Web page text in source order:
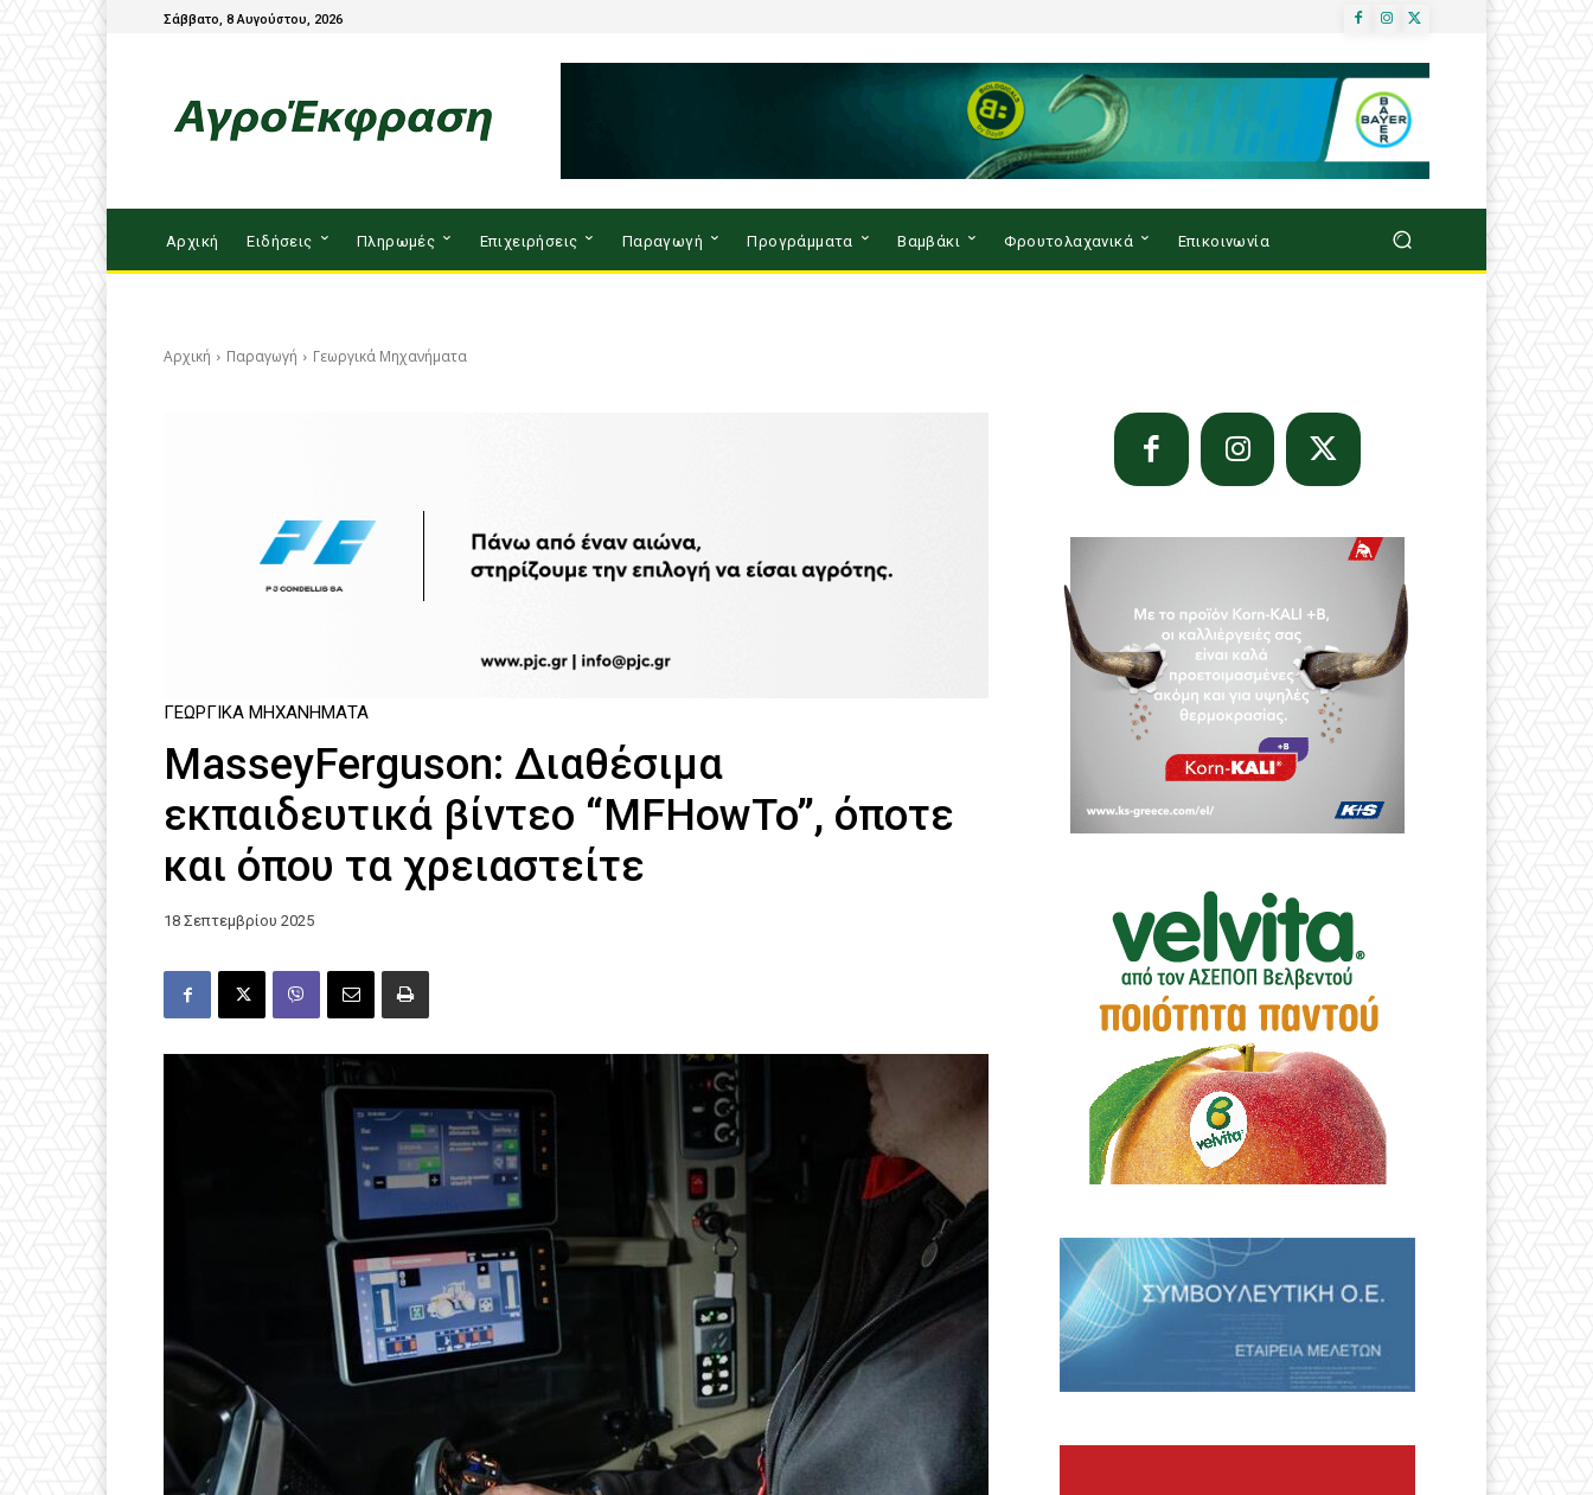
Σάββατο, 8 Αυγούστου, 2026
Αρχική Ειδήσεις Πληρωμές Επιχειρήσεις Παραγωγή Προγράμματα Βαμβάκι Φρουτολαχανικά Επικοινωνία
Αρχική Παραγωγή Γεωργικά Μηχανήματα
ΓΕΩΡΓΙΚΆ ΜΗΧΑΝΉΜΑΤΑ
MasseyFerguson: Διαθέσιμα
εκπαιδευτικά βίντεο “MFHowTo”, όποτε
και όπου τα χρειαστείτε
18 Σεπτεμβρίου 2025